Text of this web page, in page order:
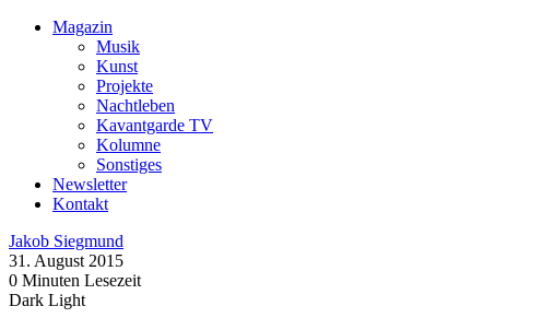
Magazin
Musik
Kunst
Projekte
Nachtleben
Kavantgarde TV
Kolumne
Sonstiges
Newsletter
Kontakt
Jakob Siegmund
31. August 2015
0 Minuten Lesezeit
Dark Light